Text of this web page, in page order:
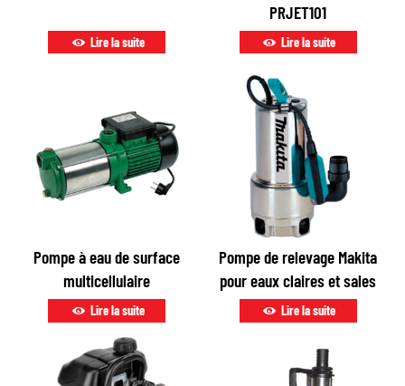
Lire la suite
PRJET101
Lire la suite
Pompe à eau de surface
multicellulaire
Lire la suite
Pompe de relevage Makita
pour eaux claires et sales
Lire la suite